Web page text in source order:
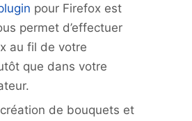
pour Firefox est
permet d’effectuer
au fil de votre
que dans votre
de bouquets et